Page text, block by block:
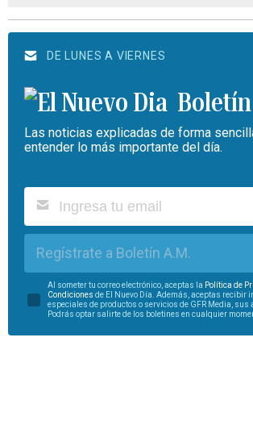
DE LUNES A VIERNES
Las noticias explicadas de forma
entender lo más importante del día.
Regístrate a Boletín A.M.
Al someter tu correo electrónico, aceptas la Política de
Condiciones de El Nuevo Día. Además, aceptas recibir
especiales de productos o servicios de GFR Media, sus
Podrás optar salirte de los boletines en cualquier